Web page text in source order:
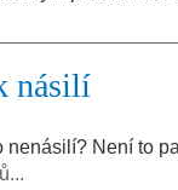
násilí
nenásilí? Není to